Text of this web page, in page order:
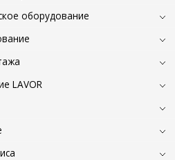
оборудование
LAVOR